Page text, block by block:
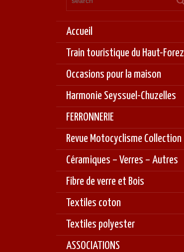
Accueil
Train touristique du Haut-Forez
Occasions pour la maison
Harmonie Seyssuel-Chuzelles
FERRONNERIE
Revue Motocyclisme Collection
Céramiques – Verres – Autres
Fibre de verre et Bois
Textiles coton
Textiles polyester
ASSOCIATIONS